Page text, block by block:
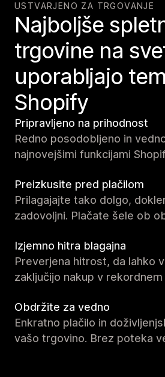
USTVARJENO ZA TRGOVANJE
Najboljše
trgovine na
uporabljajo
Shopify
Pripravljeno na prihodnost
Redno posodobljeno in
najnovejšimi funkcijami
Preizkusite pred plačilom
Prilagajajte tako dolgo,
zadovoljni. Plačate šele ob
Izjemno hitra blagajna
Preverjena hitrost, da lahko
zaključijo nakup v rekordnem
Obdržite za vedno
Enkratno plačilo in
vašo trgovino. Brez poteka